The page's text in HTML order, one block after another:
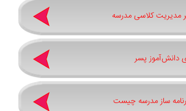
مدیریت کلاسی مدرسه
دانش‌آموز پسر
ساز مدرسه چیست